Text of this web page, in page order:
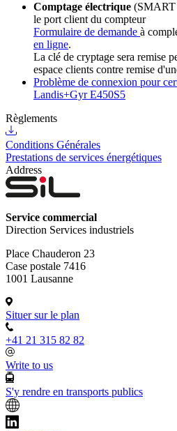
Comptage électrique (SMART
le port client du compteur
Formulaire de demande à
en ligne.
La clé de cryptage sera remise
espace clients contre remise
Problème de connexion pour
Landis+Gyr E450S5
Règlements
Conditions Générales
Prestations de services énergétiques
Address
Service commercial
Direction Services industriels
Place Chauderon 23
Case postale 7416
1001 Lausanne
Situer sur le plan
+41 21 315 82 82
Write to us
S'y rendre en transports publics